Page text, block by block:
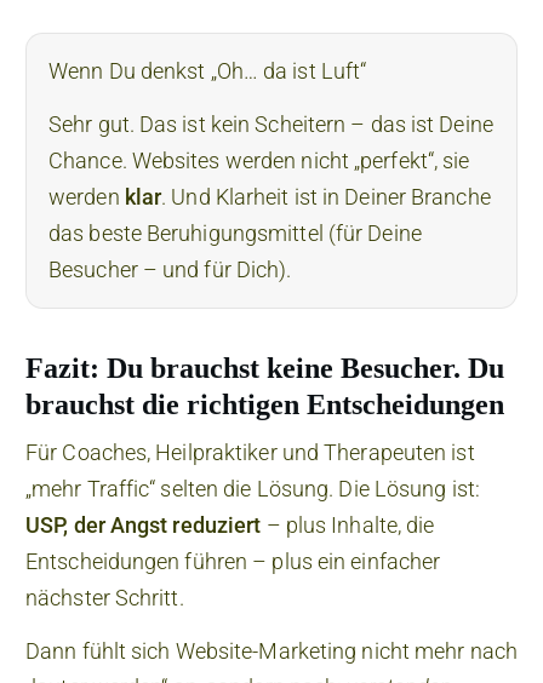
Wenn Du denkst „Oh… da ist Luft“
Sehr gut. Das ist kein Scheitern – das ist Deine
Chance. Websites werden nicht „perfekt“, sie
werden klar. Und Klarheit ist in Deiner Branche
das beste Beruhigungsmittel (für Deine
Besucher – und für Dich).
Fazit: Du brauchst keine Besucher. Du
brauchst die richtigen Entscheidungen
Für Coaches, Heilpraktiker und Therapeuten ist
„mehr Traffic“ selten die Lösung. Die Lösung ist:
USP, der Angst reduziert – plus Inhalte, die
Entscheidungen führen – plus ein einfacher
nächster Schritt.
Dann fühlt sich Website-Marketing nicht mehr nach